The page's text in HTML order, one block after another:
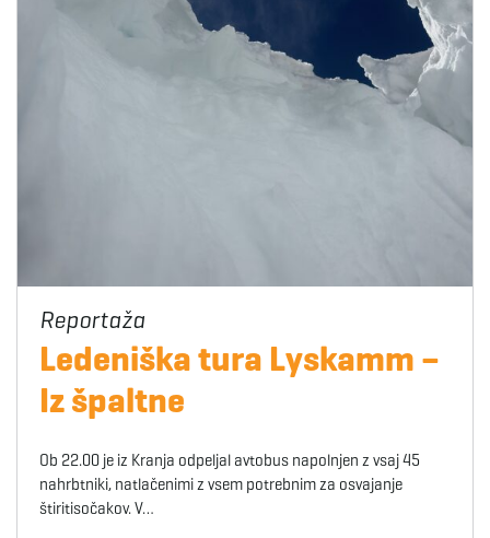
Ledeniška tura Lyskamm –
Iz špaltne
Ob 22.00 je iz Kranja odpeljal avtobus napolnjen z vsaj 45
nahrbtniki, natlačenimi z vsem potrebnim za osvajanje
štiritisočakov. V…